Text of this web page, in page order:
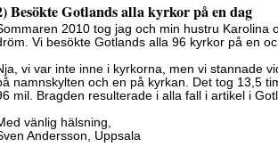
Besökte Gotlands alla kyrkor på en dag
2010 tog jag och min hustru Karolina
Vi besökte Gotlands alla 96 kyrkor på en
vi var inte inne i kyrkorna, men vi stannade
namnskylten och en på kyrkan. Det tog 13,5
mil. Bragden resulterade i alla fall i artikel i
vänlig hälsning,
Andersson, Uppsala